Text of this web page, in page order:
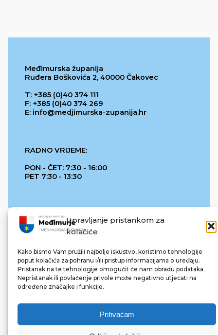
Upravljanje pristankom za
kolačiće
Kako bismo Vam pružili najbolje iskustvo, koristimo tehnologije
poput kolačića za pohranu i/ili pristup informacijama o uređaju.
Pristanak na te tehnologije omogućit će nam obradu podataka.
Nepristanak ili povlačenje privole može negativno utjecati na
određene značajke i funkcije.
Prihvaćam
Međimurska županija
Ruđera Boškovića 2, 40000 Čakovec
T: +385 (0)40 374 111
F: +385 (0)40 374 269
E: info@medjimurska-zupanija.hr
RADNO VRIJEME:
PON - ČET: 7:30 - 16:00
PET 7:30 - 13:30
REPUBLIKA HRVATSKA